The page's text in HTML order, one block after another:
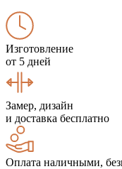
Изготовление
от 5 дней
Замер, дизайн
и доставка бесплатно
Оплата наличными,